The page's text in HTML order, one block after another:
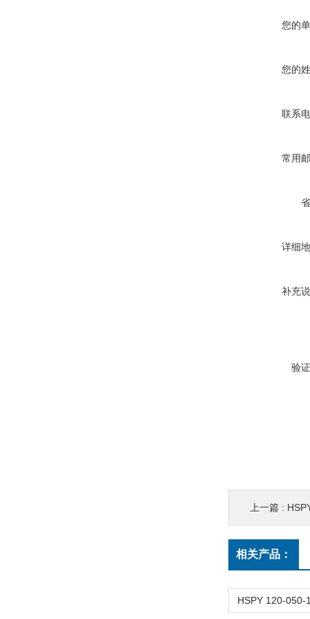
您的
您的
联系
常用
详细
补充
验
上一篇 :
相关产品：